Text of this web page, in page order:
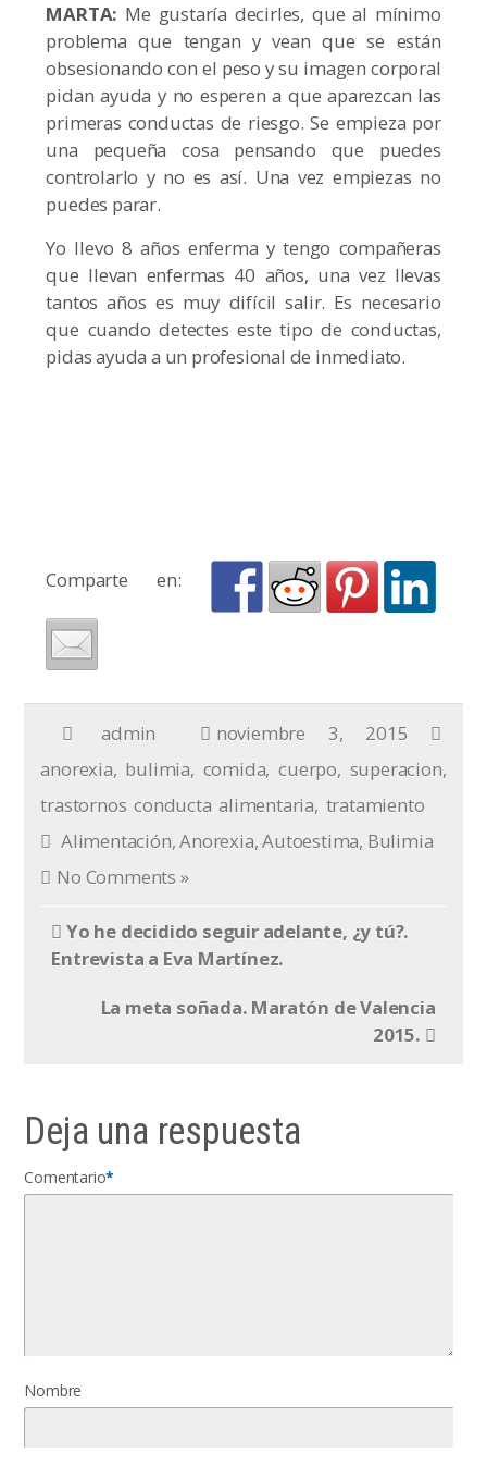
MARTA: Me gustaría decirles, que al mínimo
problema que tengan y vean que se están
obsesionando con el peso y su imagen corporal
pidan ayuda y no esperen a que aparezcan las
primeras conductas de riesgo. Se empieza por
una pequeña cosa pensando que puedes
controlarlo y no es así. Una vez empiezas no
puedes parar.
Yo llevo 8 años enferma y tengo compañeras
que llevan enfermas 40 años, una vez llevas
tantos años es muy difícil salir. Es necesario
que cuando detectes este tipo de conductas,
pidas ayuda a un profesional de inmediato.
Comparte en:
admin
noviembre 3, 2015
anorexia, bulimia, comida,cuerpo, superacion,
trastornos conducta alimentaria, tratamiento
Alimentación,Anorexia,Autoestima, Bulimia
No Comments »
Yo he decidido seguir adelante, ¿y tú?.
Entrevista a Eva Martínez.
La meta soñada. Maratón de Valencia
2015.
Deja una respuesta
Comentario*
Nombre